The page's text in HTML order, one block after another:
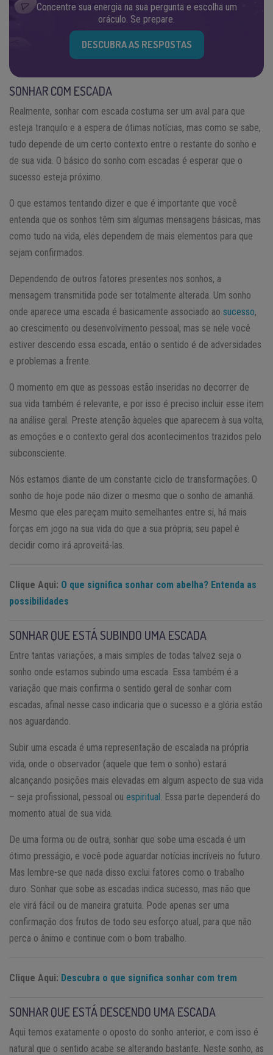
Concentre sua energia na sua pergunta e escolha um
oráculo. Se prepare.
DESCUBRA AS RESPOSTAS
SONHAR COM ESCADA
Realmente, sonhar com escada costuma ser um aval para que
esteja tranquilo e a espera de ótimas notícias, mas como se sabe,
tudo depende de um certo contexto entre o restante do sonho e
de sua vida. O básico do sonho com escadas é esperar que o
sucesso esteja próximo.
O que estamos tentando dizer e que é importante que você
entenda que os sonhos têm sim algumas mensagens básicas, mas
como tudo na vida, eles dependem de mais elementos para que
sejam confirmados.
Dependendo de outros fatores presentes nos sonhos, a
mensagem transmitida pode ser totalmente alterada. Um sonho
onde aparece uma escada é basicamente associado ao sucesso,
ao crescimento ou desenvolvimento pessoal; mas se nele você
estiver descendo essa escada, então o sentido é de adversidades
e problemas a frente.
O momento em que as pessoas estão inseridas no decorrer de
sua vida também é relevante, e por isso é preciso incluir esse item
na análise geral. Preste atenção àqueles que aparecem à sua volta,
as emoções e o contexto geral dos acontecimentos trazidos pelo
subconsciente.
Nós estamos diante de um constante ciclo de transformações. O
sonho de hoje pode não dizer o mesmo que o sonho de amanhã.
Mesmo que eles pareçam muito semelhantes entre si, há mais
forças em jogo na sua vida do que a sua própria; seu papel é
decidir como irá aproveitá-las.
Clique Aqui: O que significa sonhar com abelha? Entenda as
possibilidades
SONHAR QUE ESTÁ SUBINDO UMA ESCADA
Entre tantas variações, a mais simples de todas talvez seja o
sonho onde estamos subindo uma escada. Essa também é a
variação que mais confirma o sentido geral de sonhar com
escadas, afinal nesse caso indicaria que o sucesso e a glória estão
nos aguardando.
Subir uma escada é uma representação de escalada na própria
vida, onde o observador (aquele que tem o sonho) estará
alcançando posições mais elevadas em algum aspecto de sua vida
– seja profissional, pessoal ou espiritual . Essa parte dependerá do
momento atual de sua vida.
De uma forma ou de outra, sonhar que sobe uma escada é um
ótimo presságio, e você pode aguardar notícias incríveis no futuro.
Mas lembre-se que nada disso exclui fatores como o trabalho
duro. Sonhar que sobe as escadas indica sucesso, mas não que
ele virá fácil ou de maneira gratuita. Pode apenas ser uma
confirmação dos frutos de todo seu esforço atual, para que não
perca o ânimo e continue com o bom trabalho.
Clique Aqui: Descubra o que significa sonhar com trem
SONHAR QUE ESTÁ DESCENDO UMA ESCADA
Aqui temos exatamente o oposto do sonho anterior, e com isso é
natural que o sentido acabe se alterando bastante. Neste sonho, as